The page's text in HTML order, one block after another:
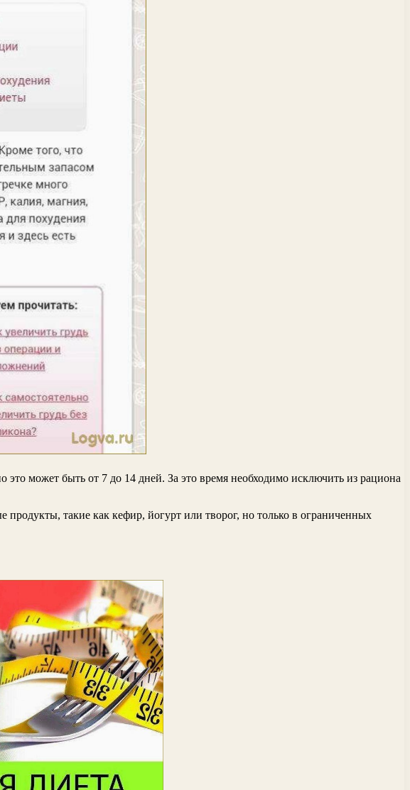
это может быть от 7 до 14 дней. За это время необходимо исключить из рациона
такие как кефир, йогурт или творог, но только в ограниченных